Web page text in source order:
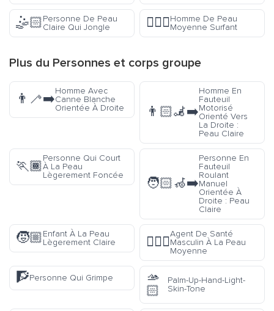
🤹🏻Personne De Peau
Claire Qui Jongle
🏄🏽‍♂️Homme De Peau
Moyenne Surfant
Plus du Personnes et corps groupe
👨‍🦯‍➡️
Homme Avec
Canne Blanche
Orientée À Droite
👨🏻‍🦼‍➡️
Homme En
Fauteuil
Motorisé
Orienté Vers
La Droite :
Peau Claire
🏃🏾
Personne Qui Court
À La Peau
Lègerement Foncée
🧑🏻‍🦽‍➡️
Personne En
Fauteuil
Roulant
Manuel
Orientée À
Droite : Peau
Claire
🧒🏼Enfant À La Peau
Lègerement Claire
👨🏽‍⚕️
Agent De Santé
Masculin À La Peau
Moyenne
🧗Personne Qui Grimpe
🫴
🏻
Palm-Up-Hand-Light-
Skin-Tone